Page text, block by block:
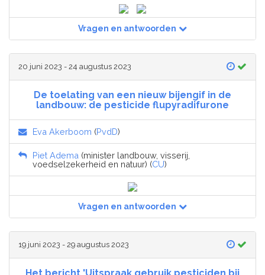
Vragen en antwoorden
20 juni 2023 - 24 augustus 2023
De toelating van een nieuw bijengif in de
landbouw: de pesticide flupyradifurone
Eva Akerboom (PvdD)
Piet Adema (minister landbouw, visserij,
voedselzekerheid en natuur) (CU)
Vragen en antwoorden
19 juni 2023 - 29 augustus 2023
Het bericht 'Uitspraak gebruik pesticiden bij